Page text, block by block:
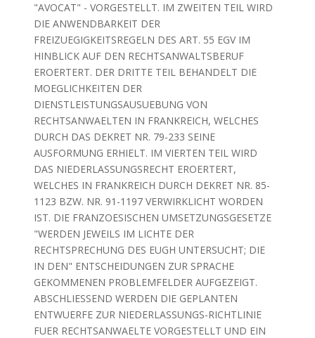
"AVOCAT" - VORGESTELLT. IM ZWEITEN TEIL WIRD
DIE ANWENDBARKEIT DER
FREIZUEGIGKEITSREGELN DES ART. 55 EGV IM
HINBLICK AUF DEN RECHTSANWALTSBERUF
EROERTERT. DER DRITTE TEIL BEHANDELT DIE
MOEGLICHKEITEN DER
DIENSTLEISTUNGSAUSUEBUNG VON
RECHTSANWAELTEN IN FRANKREICH, WELCHES
DURCH DAS DEKRET NR. 79-233 SEINE
AUSFORMUNG ERHIELT. IM VIERTEN TEIL WIRD
DAS NIEDERLASSUNGSRECHT EROERTERT,
WELCHES IN FRANKREICH DURCH DEKRET NR. 85-
1123 BZW. NR. 91-1197 VERWIRKLICHT WORDEN
IST. DIE FRANZOESISCHEN UMSETZUNGSGESETZE
"WERDEN JEWEILS IM LICHTE DER
RECHTSPRECHUNG DES EUGH UNTERSUCHT; DIE
IN DEN" ENTSCHEIDUNGEN ZUR SPRACHE
GEKOMMENEN PROBLEMFELDER AUFGEZEIGT.
ABSCHLIESSEND WERDEN DIE GEPLANTEN
ENTWUERFE ZUR NIEDERLASSUNGS-RICHTLINIE
FUER RECHTSANWAELTE VORGESTELLT UND EIN